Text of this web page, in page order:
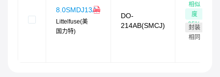
8.0SMDJ13A
Littelfuse(美
国力特)
DO-
214AB(SMCJ)
相似
度
95%
封装
相同